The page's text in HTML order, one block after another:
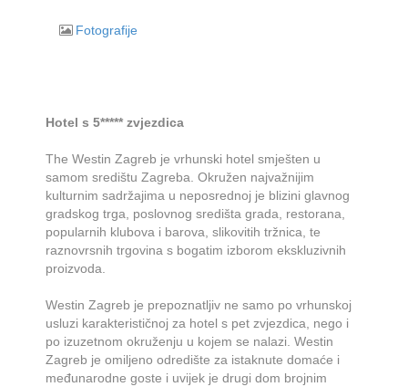
Fotografije
Hotel s 5***** zvjezdica
The Westin Zagreb je vrhunski hotel smješten u
samom središtu Zagreba. Okružen najvažnijim
kulturnim sadržajima u neposrednoj je blizini glavnog
gradskog trga, poslovnog središta grada, restorana,
popularnih klubova i barova, slikovitih tržnica, te
raznovrsnih trgovina s bogatim izborom ekskluzivnih
proizvoda.
Westin Zagreb je prepoznatljiv ne samo po vrhunskoj
usluzi karakterističnoj za hotel s pet zvjezdica, nego i
po izuzetnom okruženju u kojem se nalazi. Westin
Zagreb je omiljeno odredište za istaknute domaće i
međunarodne goste i uvijek je drugi dom brojnim